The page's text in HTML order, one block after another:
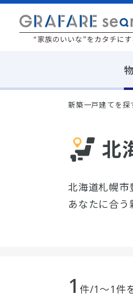
新築一戸建てを探
北
北海道札幌市
あなたに合う
1 件/1～1件